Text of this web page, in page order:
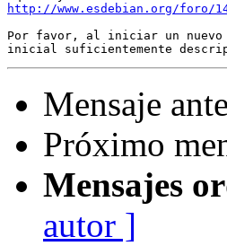
http://www.esdebian.org/foro/
Por favor, al iniciar un
Mensaje
Próximo
Mensajes
autor ]